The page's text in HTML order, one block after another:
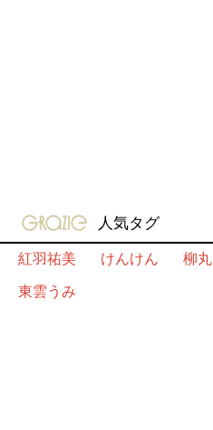
gravure-grazie
人気タグ
紅羽祐美
けんけん 柳丸
東雲うみ